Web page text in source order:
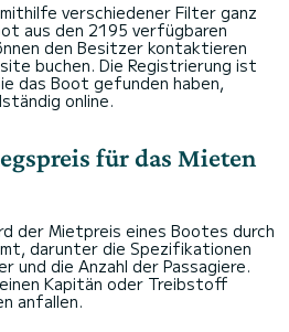
verschiedener Filter ganz
aus den 2195 verfügbaren
den Besitzer kontaktieren
buchen. Die Registrierung ist
das Boot gefunden haben,
online.
für das Mieten
der Mietpreis eines Bootes durch
darunter die Spezifikationen
und die Anzahl der Passagiere.
Kapitän oder Treibstoff
anfallen.